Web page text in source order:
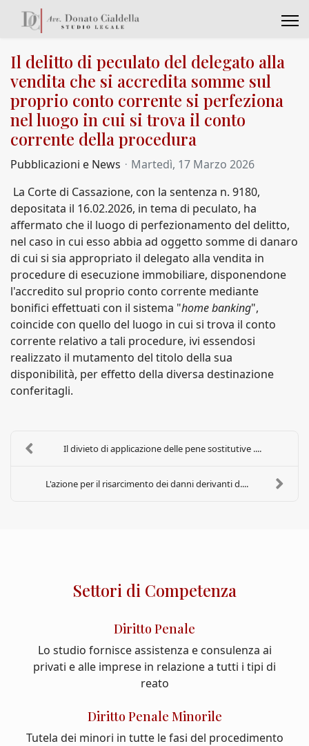
Il delitto di peculato del delegato alla
vendita che si accredita somme sul
proprio conto corrente si perfeziona
nel luogo in cui si trova il conto
corrente della procedura
Pubblicazioni e News
Martedì, 17 Marzo 2026
La Corte di Cassazione, con la sentenza n. 9180,
depositata il 16.02.2026, in tema di peculato, ha
affermato che il luogo di perfezionamento del delitto,
nel caso in cui esso abbia ad oggetto somme di danaro
di cui si sia appropriato il delegato alla vendita in
procedure di esecuzione immobiliare, disponendone
l'accredito sul proprio conto corrente mediante
bonifici effettuati con il sistema "home banking",
coincide con quello del luogo in cui si trova il conto
corrente relativo a tali procedure, ivi essendosi
realizzato il mutamento del titolo della sua
disponibilità, per effetto della diversa destinazione
conferitagli.
Il divieto di applicazione delle pene sostitutive ....
L'azione per il risarcimento dei danni derivanti d....
Settori di Competenza
Diritto Penale
Lo studio fornisce assistenza e consulenza ai
privati e alle imprese in relazione a tutti i tipi di
reato
Diritto Penale Minorile
Tutela dei minori in tutte le fasi del procedimento